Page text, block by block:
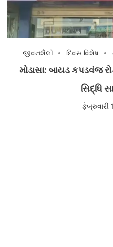
જીવનશૈલી દિવસ વિશેષ
મોડાસા: બાયડ કપડવંજ
સિદ્ધિ
ફેબ્રુવારી